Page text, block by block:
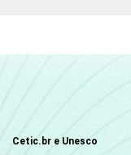
Cetic.br e Unesco